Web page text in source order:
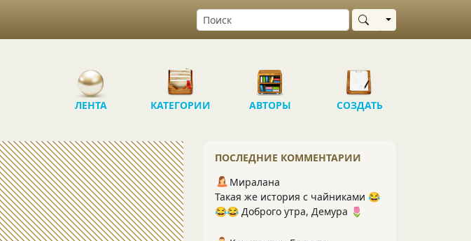
Выбрать область
ЛЕНТА КАТЕГОРИИ АВТОРЫ СОЗДАТЬ
ПОСЛЕДНИЕ КОММЕНТАРИИ
Миралана
Такая же история с чайниками 😂
😂😂 Доброго утра, Демура 🌷